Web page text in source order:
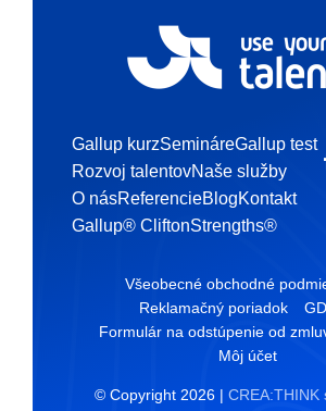
Gallup kurzSemináreGallup test
Rozvoj talentovNaše služby
O násReferencieBlogKontakt
Gallup® CliftonStrengths®
Všeobecné obchodné
Reklamačný poriadok
Formulár na odstúpenie od
Môj účet
© Copyright 2026 | CREA:THINK